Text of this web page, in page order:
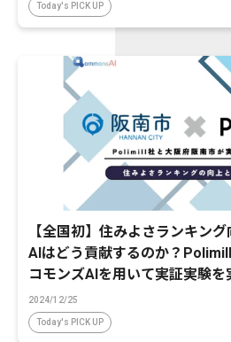
Today's PICK UP
【全国初】住みよさランキン
AIはどう貢献するのか？
コモンズAIを用いて実証実験を
2024/12/25
Today's PICK UP